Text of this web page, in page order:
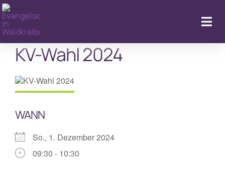
Zum
Inhalt
springen
KV-Wahl 2024
WANN
So., 1. Dezember 2024
09:30 - 10:30